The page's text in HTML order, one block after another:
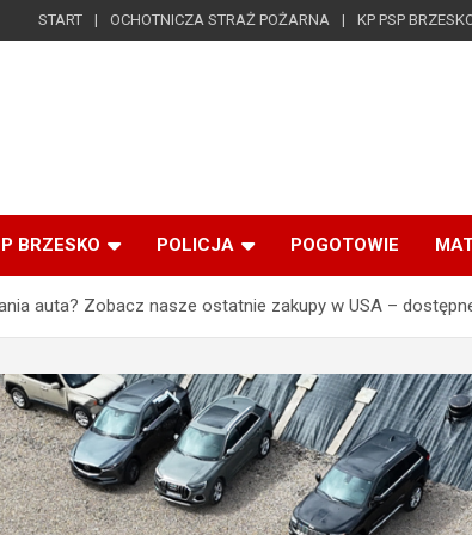
START OCHOTNICZA STRAŻ POŻARNA KP PSP
BRZESKO POLICJA POGOTOWIE
auta? Zobacz nasze ostatnie zakupy w USA –